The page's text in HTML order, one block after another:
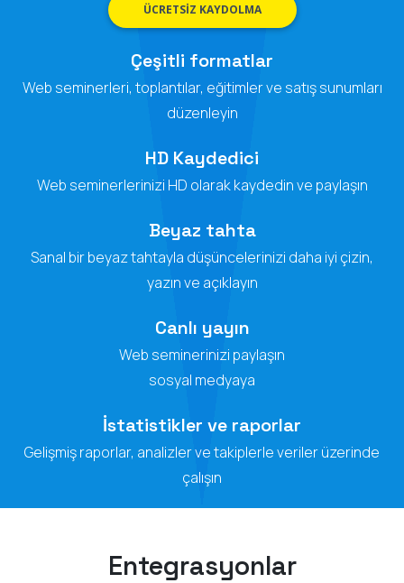
ÜCRETSIZ KAYDOLMA
Çeşitli formatlar
Web seminerleri, toplantılar, eğitimler ve satış sunumları
düzenleyin
HD Kaydedici
Web seminerlerinizi HD olarak kaydedin ve paylaşın
Beyaz tahta
Sanal bir beyaz tahtayla düşüncelerinizi daha iyi çizin,
yazın ve açıklayın
Canlı yayın
Web seminerinizi paylaşın
sosyal medyaya
İstatistikler ve raporlar
Gelişmiş raporlar, analizler ve takiplerle veriler üzerinde
çalışın
Entegrasyonlar